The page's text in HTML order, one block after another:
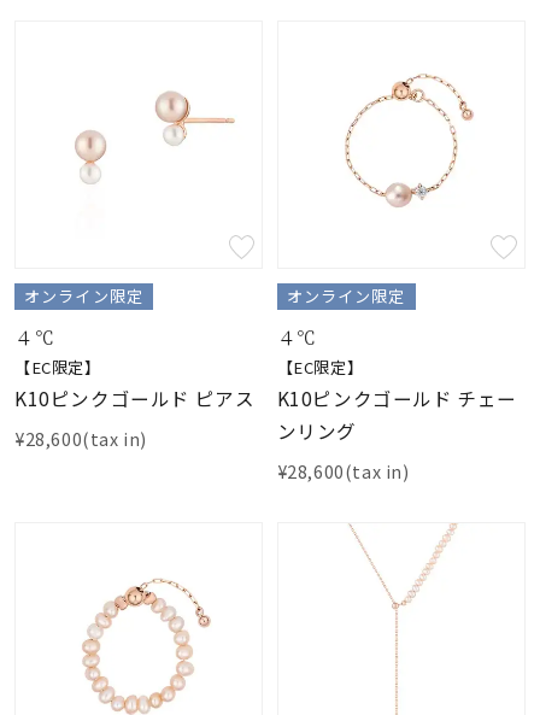
オンライン限定
４℃
【EC限定】
K10ピンクゴールド ピアス
¥28,600(tax in)
オンライン限定
４℃
【EC限定】
K10ピンクゴールド チェー
ンリング
¥28,600(tax in)